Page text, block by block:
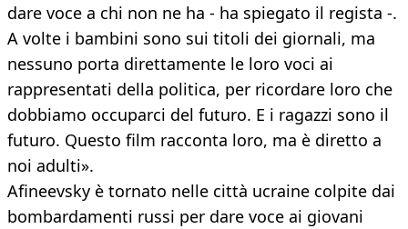
dare voce a chi non ne ha - ha spiegato il regista -.
A volte i bambini sono sui titoli dei giornali, ma
nessuno porta direttamente le loro voci ai
rappresentati della politica, per ricordare loro che
dobbiamo occuparci del futuro. E i ragazzi sono il
futuro. Questo film racconta loro, ma è diretto a
noi adulti».
Afineevsky è tornato nelle città ucraine colpite dai
bombardamenti russi per dare voce ai giovani